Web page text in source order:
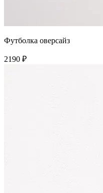
Футболка оверсайз
2190 ₽